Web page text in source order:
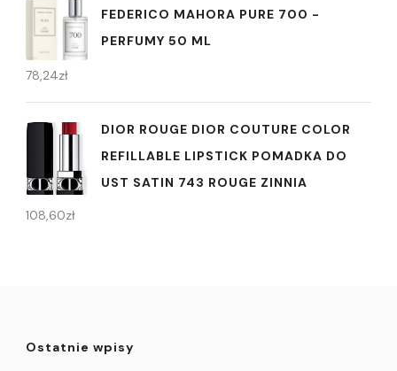
FEDERICO MAHORA PURE 700 -
PERFUMY 50 ML
78,24zł
DIOR ROUGE DIOR COUTURE COLOR
REFILLABLE LIPSTICK POMADKA DO
UST SATIN 743 ROUGE ZINNIA
108,60zł
Ostatnie wpisy